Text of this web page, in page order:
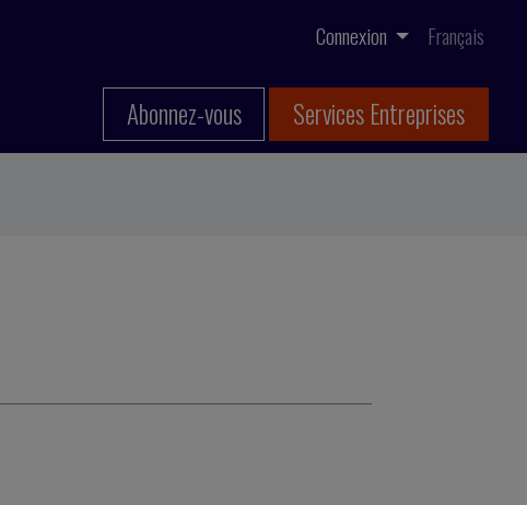
Connexion Français
Abonnez-vous Services Entreprises